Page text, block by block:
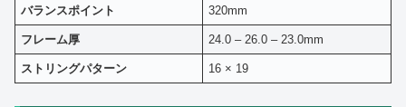
バランスポイント 320mm
フレーム厚 24.0 – 26.0 – 23.0mm
ストリングパターン 16 × 19